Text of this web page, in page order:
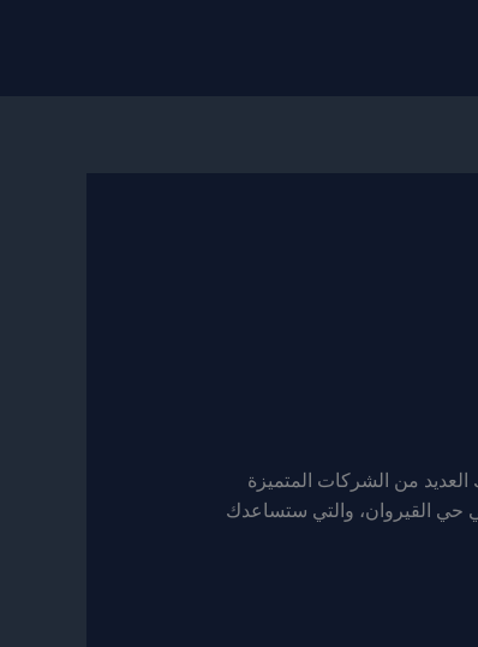
من الشركات المتميزة
ممتازة. فيما يلي قائمة بأفضل 10 شركات شراء أثاث في حي القيروان، والتي ستساعدك